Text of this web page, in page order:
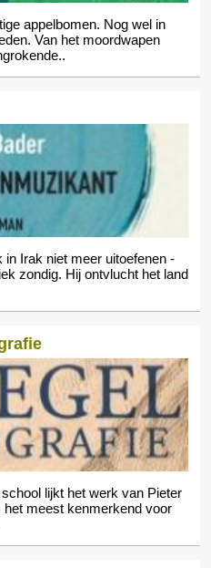
appelbomen. Nog wel in
Van het moordwapen
Irak niet meer uitoefenen -
zondig. Hij ontvlucht het land
lijkt het werk van Pieter
het meest kenmerkend voor